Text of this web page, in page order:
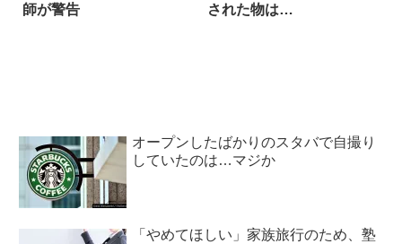
師が警告
された物は…
オープンしたばかりのスタバで自撮り
していたのは…マジか
「やめてほしい」家族旅行のため、塾